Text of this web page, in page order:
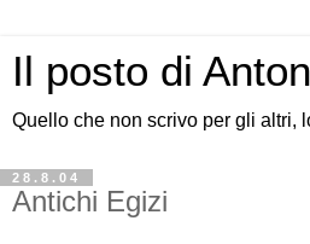
Il posto di
Quello che non scrivo per gli altri,
28.8.04
Antichi Egizi